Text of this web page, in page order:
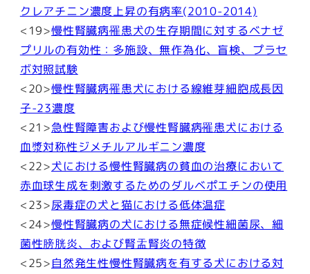
クレアチニン濃度上昇の有病率(2010-2014)
<19>慢性腎臓病罹患犬の生存期間に対するベナゼ
プリルの有効性：多施設、無作為化、盲検、プラセ
ボ対照試験
<20>慢性腎臓病罹患犬における線維芽細胞成長因
子-23濃度
<21>急性腎障害および慢性腎臓病罹患犬における
血漿対称性ジメチルアルギニン濃度
<22>犬における慢性腎臓病の貧血の治療において
赤血球生成を刺激するためのダルベポエチンの使用
<23>尿毒症の犬と猫における低体温症
<24>慢性腎臓病の犬における無症候性細菌尿、細
菌性膀胱炎、および腎盂腎炎の特徴
<25>自然発生性慢性腎臓病を有する犬における対